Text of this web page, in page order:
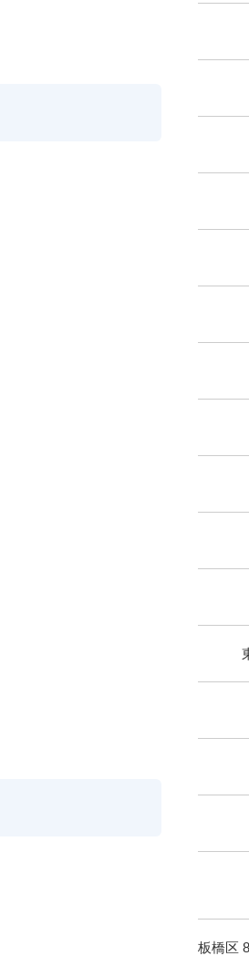
板橋区